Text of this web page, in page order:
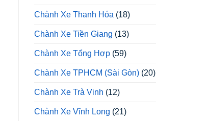
Chành Xe Thanh Hóa (18)
Chành Xe Tiền Giang (13)
Chành Xe Tổng Hợp (59)
Chành Xe TPHCM (Sài Gòn) (20)
Chành Xe Trà Vinh (12)
Chành Xe Vĩnh Long (21)